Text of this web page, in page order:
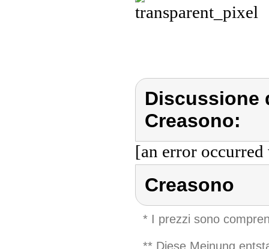
Discussione
Creasono:
[an error
Creasono
* I prezzi sono
** Diese Meinung